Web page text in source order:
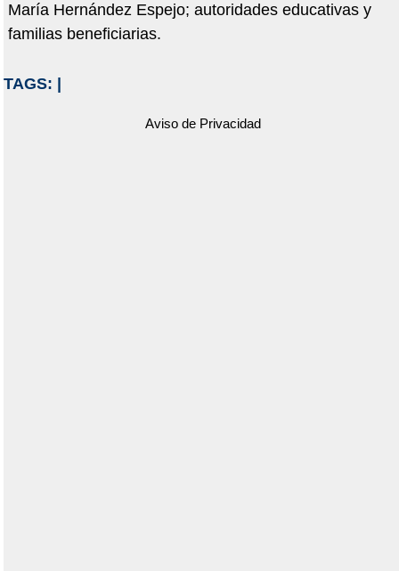
María Hernández Espejo; autoridades educativas y
familias beneficiarias.
TAGS:
Aviso de Privacidad